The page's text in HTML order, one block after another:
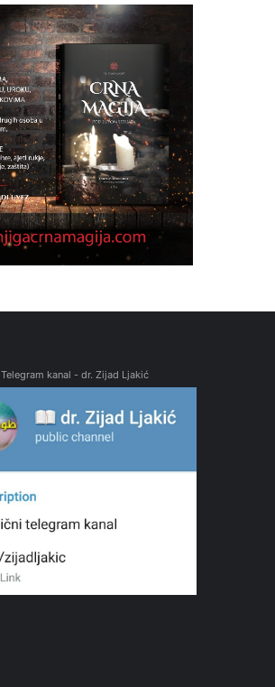
Telegram kanal - dr. Zijad Ljakić